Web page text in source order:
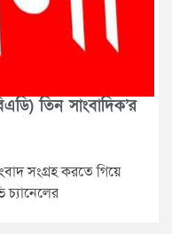
তিন সাংবাদিক’র
সংগ্রহ করতে গিয়ে
চ্যানেলের